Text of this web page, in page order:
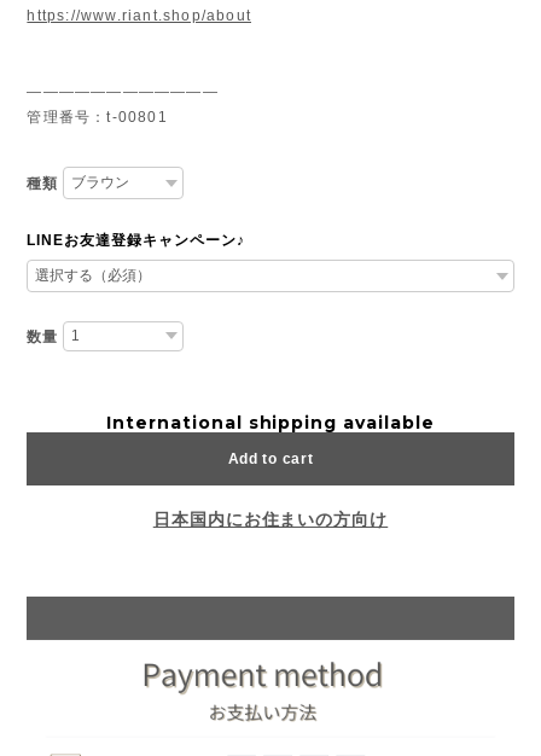
https://www.riant.shop/about
————————————
管理番号：t-00801
種類
LINEお友達登録キャンペーン♪
数量
International shipping available
Add to cart
日本国内にお住まいの方向け